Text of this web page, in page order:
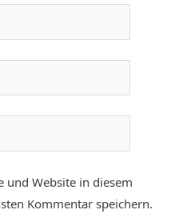
und Website in diesem
Kommentar speichern.